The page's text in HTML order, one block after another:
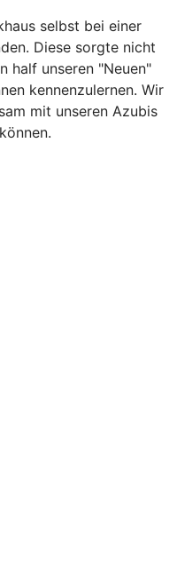
selbst bei einer
Diese sorgte nicht
half unseren "Neuen"
kennenzulernen. Wir
mit unseren Azubis